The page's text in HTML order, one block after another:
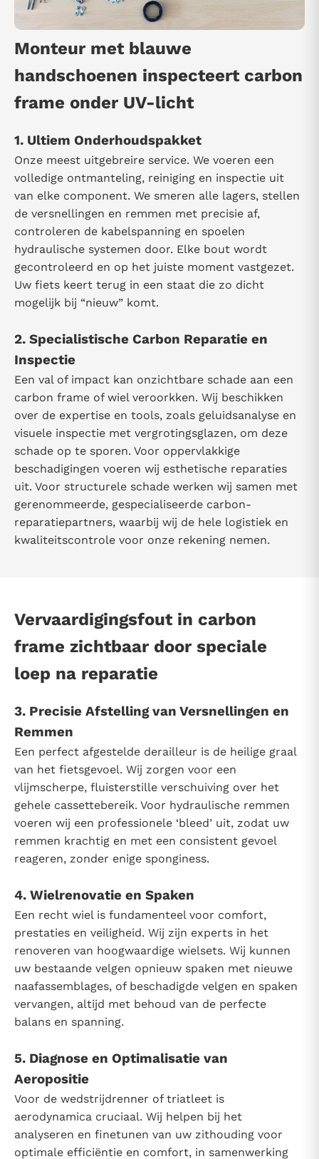
Monteur met blauwe
handschoenen inspecteert carbon
frame onder UV-licht
1. Ultiem Onderhoudspakket
Onze meest uitgebreire service. We voeren een
volledige ontmanteling, reiniging en inspectie uit
van elke component. We smeren alle lagers, stellen
de versnellingen en remmen met precisie af,
controleren de kabelspanning en spoelen
hydraulische systemen door. Elke bout wordt
gecontroleerd en op het juiste moment vastgezet.
Uw fiets keert terug in een staat die zo dicht
mogelijk bij “nieuw” komt.
2. Specialistische Carbon Reparatie en
Inspectie
Een val of impact kan onzichtbare schade aan een
carbon frame of wiel veroorkken. Wij beschikken
over de expertise en tools, zoals geluidsanalyse en
visuele inspectie met vergrotingsglazen, om deze
schade op te sporen. Voor oppervlakkige
beschadigingen voeren wij esthetische reparaties
uit. Voor structurele schade werken wij samen met
gerenommeerde, gespecialiseerde carbon-
reparatiepartners, waarbij wij de hele logistiek en
kwaliteitscontrole voor onze rekening nemen.
Vervaardigingsfout in carbon
frame zichtbaar door speciale
loep na reparatie
3. Precisie Afstelling van Versnellingen en
Remmen
Een perfect afgestelde derailleur is de heilige graal
van het fietsgevoel. Wij zorgen voor een
vlijmscherpe, fluisterstille verschuiving over het
gehele cassettebereik. Voor hydraulische remmen
voeren wij een professionele ‘bleed’ uit, zodat uw
remmen krachtig en met een consistent gevoel
reageren, zonder enige sponginess.
4. Wielrenovatie en Spaken
Een recht wiel is fundamenteel voor comfort,
prestaties en veiligheid. Wij zijn experts in het
renoveren van hoogwaardige wielsets. Wij kunnen
uw bestaande velgen opnieuw spaken met nieuwe
naafassemblages, of beschadigde velgen en spaken
vervangen, altijd met behoud van de perfecte
balans en spanning.
5. Diagnose en Optimalisatie van
Aeropositie
Voor de wedstrijdrenner of triatleet is
aerodynamica cruciaal. Wij helpen bij het
analyseren en finetunen van uw zithouding voor
optimale efficiëntie en comfort, in samenwerking